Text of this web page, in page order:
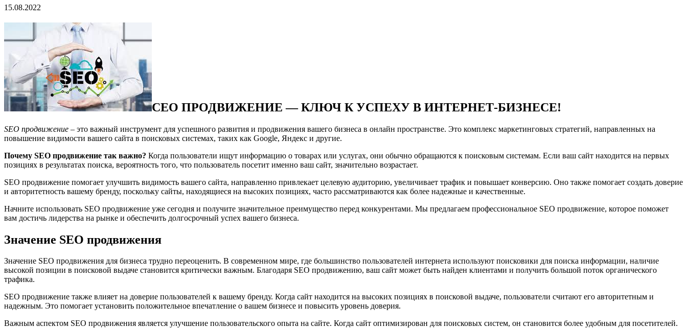
15.08.2022
СЕО ПРОДВИЖЕНИЕ — КЛЮЧ К УСПЕХУ В ИНТЕРНЕТ-БИЗНЕСЕ!
SEO продвижение – это важный инструмент для успешного развития и продвижения вашего бизнеса в онлайн пространстве. Это комплекс маркетинговых стратегий, направленных на
повышение видимости вашего сайта в поисковых системах, таких как Google, Яндекс и другие.
Почему SEO продвижение так важно? Когда пользователи ищут информацию о товарах или услугах, они обычно обращаются к поисковым системам. Если ваш сайт находится на первых
позициях в результатах поиска, вероятность того, что пользователь посетит именно ваш сайт, значительно возрастает.
SEO продвижение помогает улучшить видимость вашего сайта, направленно привлекает целевую аудиторию, увеличивает трафик и повышает конверсию. Оно также помогает создать доверие
и авторитетность вашему бренду, поскольку сайты, находящиеся на высоких позициях, часто рассматриваются как более надежные и качественные.
Начните использовать SEO продвижение уже сегодня и получите значительное преимущество перед конкурентами. Мы предлагаем профессиональное SEO продвижение, которое поможет
вам достичь лидерства на рынке и обеспечить долгосрочный успех вашего бизнеса.
Значение SEO продвижения
Значение SEO продвижения для бизнеса трудно переоценить. В современном мире, где большинство пользователей интернета используют поисковики для поиска информации, наличие
высокой позиции в поисковой выдаче становится критически важным. Благодаря SEO продвижению, ваш сайт может быть найден клиентами и получить большой поток органического
трафика.
SEO продвижение также влияет на доверие пользователей к вашему бренду. Когда сайт находится на высоких позициях в поисковой выдаче, пользователи считают его авторитетным и
надежным. Это помогает установить положительное впечатление о вашем бизнесе и повысить уровень доверия.
Важным аспектом SEO продвижения является улучшение пользовательского опыта на сайте. Когда сайт оптимизирован для поисковых систем, он становится более удобным для посетителей.